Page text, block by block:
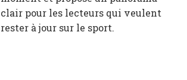
clair pour les lecteurs qui veulent
rester à jour sur le sport.